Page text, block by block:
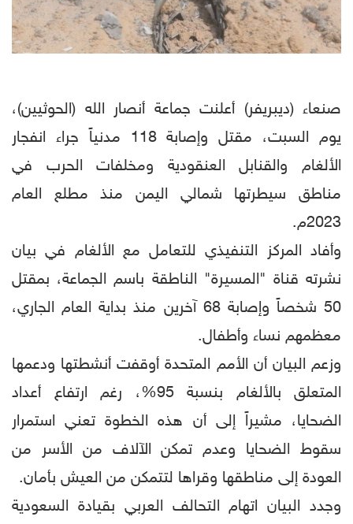
صنعاء (ديبريفر) أعلنت جماعة أنصار الله (الحوثيين)،
يوم السبت، مقتل وإصابة 118 مدنياً جراء انفجار
الألغام والقنابل العنقودية ومخلفات الحرب في
مناطق سيطرتها شمالي اليمن منذ مطلع العام
2023م.
وأفاد المركز التنفيذي للتعامل مع الألغام في بيان
نشرته قناة "المسيرة" الناطقة باسم الجماعة، بمقتل
50 شخصاً وإصابة 68 آخرين منذ بداية العام الجاري،
معظمهم نساء وأطفال.
وزعم البيان أن الأمم المتحدة أوقفت أنشطتها ودعمها
المتعلق بالألغام بنسبة 95%، رغم ارتفاع أعداد
الضحايا، مشيراً إلى أن هذه الخطوة تعني استمرار
سقوط الضحايا وعدم تمكن الآلاف من الأسر من
العودة إلى مناطقها وقراها لتتمكن من العيش بأمان.
وجدد البيان اتهام التحالف العربي بقيادة السعودية